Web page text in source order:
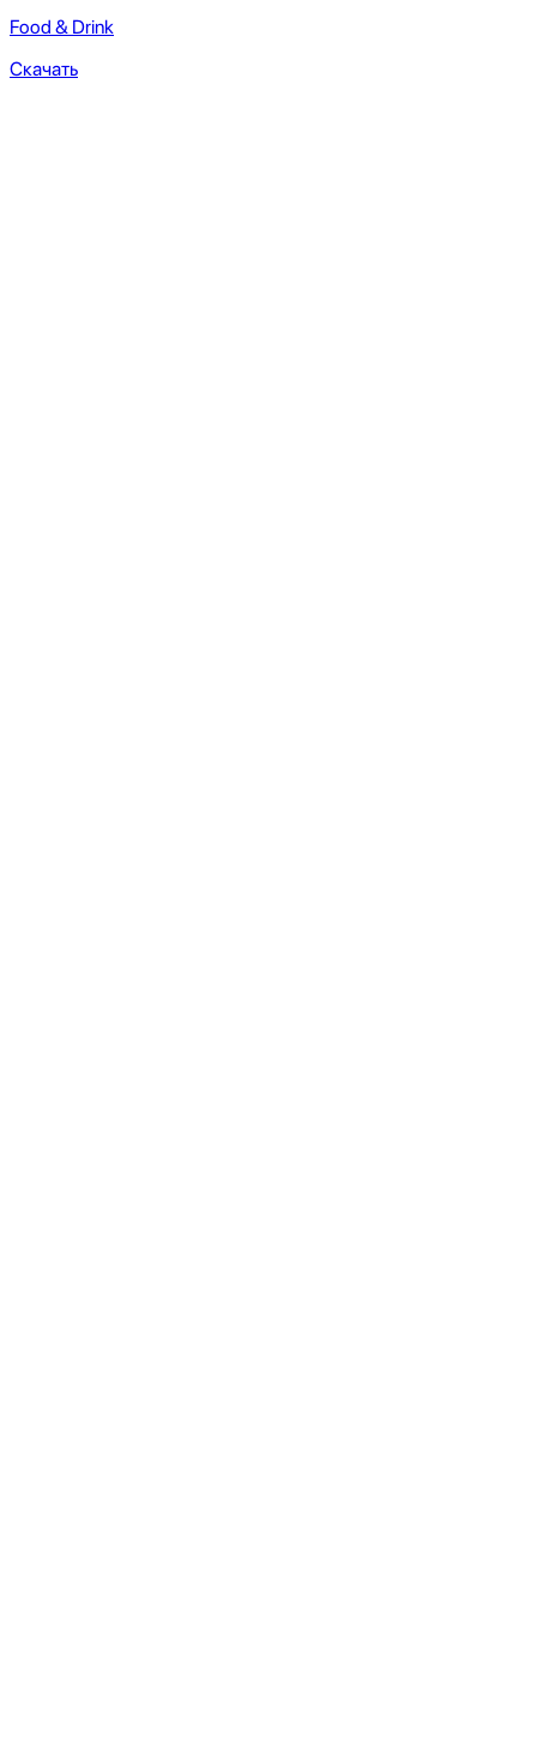
Food & Drink
Cкачать